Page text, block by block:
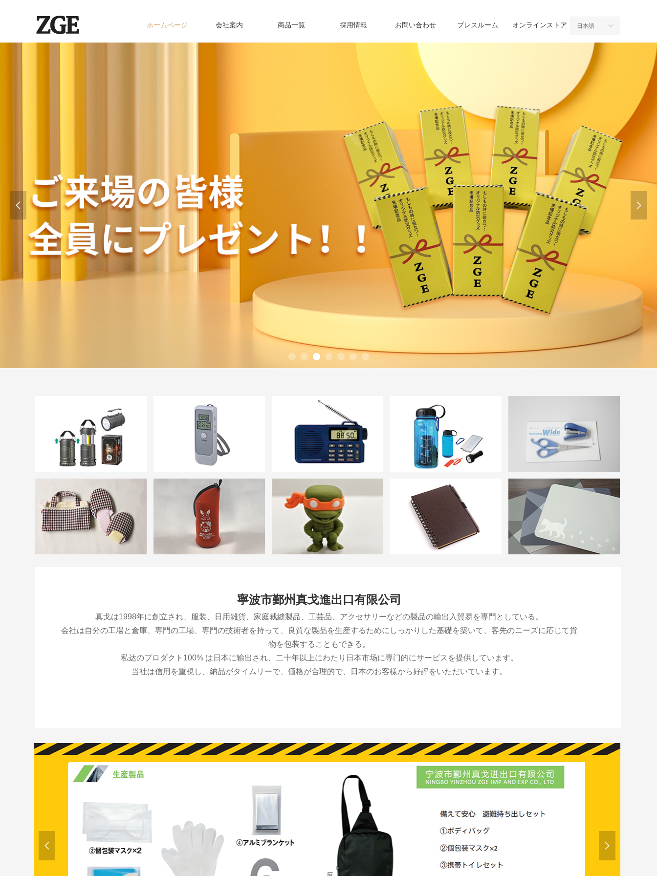
ꀅ
日本語
ホームページ 会社案内 商品一覧 採用情報 お問い合わせ プレスルーム オンラインストア
넳 넲
寧波市鄞州真戈進出口有限公司
真戈は1998年に創立され、服装、日用雑貨、家庭裁縫製品、工芸品、アクセサリーなどの製品の輸出入貿易を専門としている。
会社は自分の工場と倉庫、専門の工場、専門の技術者を持って、良質な製品を生産するためにしっかりした基礎を築いて、客先のニーズに応じて貨
物を包装することもできる。
私达のプロダクト100% は日本に输出され、二十年以上にわたり日本市场に専门的にサービスを提供しています。
当社は信用を重視し、納品がタイムリーで、価格が合理的で、日本のお客様から好評をいただいています。
넳 넲